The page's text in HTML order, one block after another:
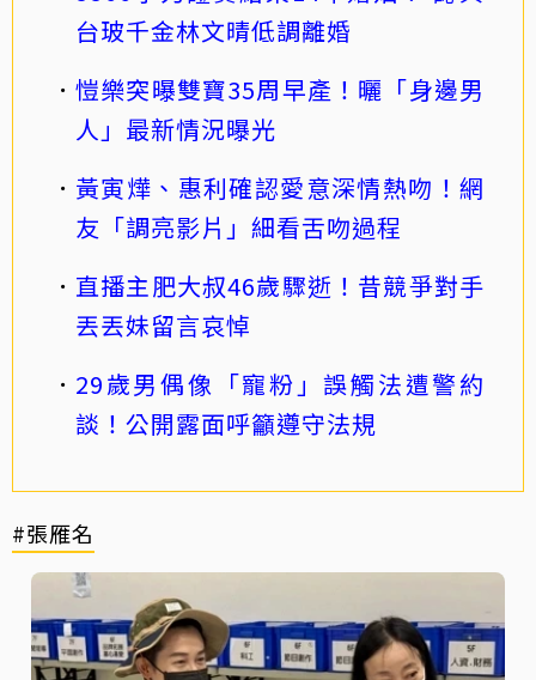
台玻千金林文晴低調離婚
愷樂突曝雙寶35周早產！曬「身邊男
人」最新情況曝光
黃寅燁、惠利確認愛意深情熱吻！網
友「調亮影片」細看舌吻過程
直播主肥大叔46歲驟逝！昔競爭對手
丟丟妹留言哀悼
29歲男偶像「寵粉」誤觸法遭警約
談！公開露面呼籲遵守法規
#張雁名